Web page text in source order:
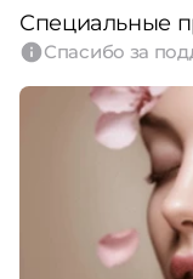
Специальные
Спасибо за